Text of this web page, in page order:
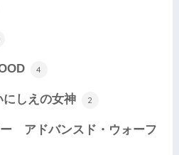
4
しえの女神 2
アドバンスド・ウォーフ